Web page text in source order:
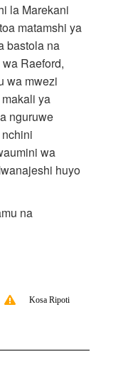
la Marekani
matamshi ya
bastola na
Raeford,
wa mwezi
ya
nguruwe
wa
huyo
na
Kosa Ripoti